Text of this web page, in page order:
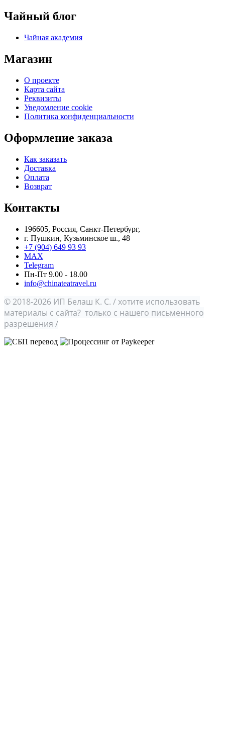
Чайный блог
Чайная академия
Магазин
О проекте
Карта сайта
Реквизиты
Уведомление cookie
Политика конфиденциальности
Оформление заказа
Как заказать
Доставка
Оплата
Возврат
Контакты
196605, Россия, Санкт-Петербург,
г. Пушкин, Кузьминское ш., 48
+7 (904) 649 93 93
MAX
Telegram
Пн-Пт 9.00 - 18.00
info@chinateatravel.ru
© 2018-2026 ИП Белаш К. С. / хотите использовать
материалы с сайта? только с нашего письменного
разрешения /